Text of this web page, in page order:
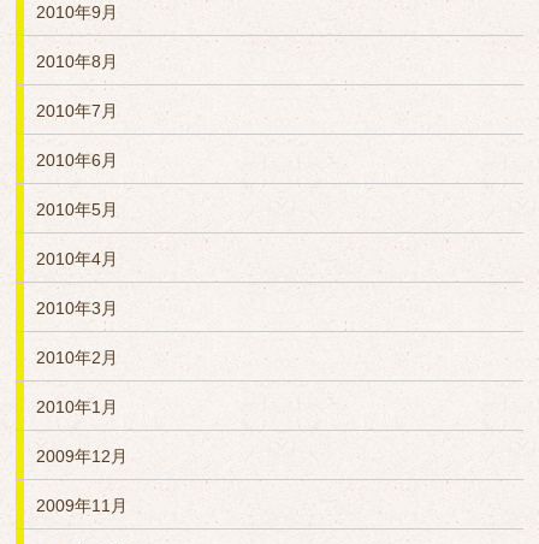
2010年9月
2010年8月
2010年7月
2010年6月
2010年5月
2010年4月
2010年3月
2010年2月
2010年1月
2009年12月
2009年11月